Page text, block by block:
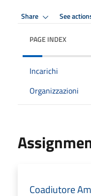
Share See
PAGE INDEX
Incarichi
Organizzazioni
Coadiutore